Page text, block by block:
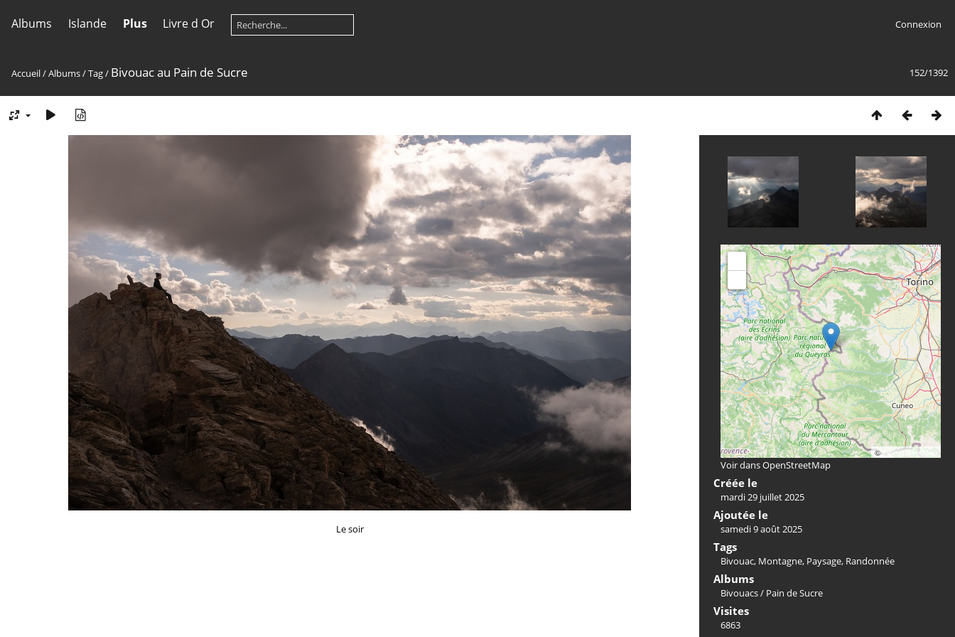
Albums Islande Plus Livre d Or Connexion
152/1392
Accueil/Albums/Tag/ Bivouac au Pain de Sucre
Le soir
©OpenStreetMap
Voir dans OpenStreetMap
Créée le
mardi 29 juillet 2025
Ajoutée le
samedi 9 août 2025
Tags
Bivouac, Montagne, Paysage, Randonnée
Albums
Bivouacs/ Pain de Sucre
Visites
6863